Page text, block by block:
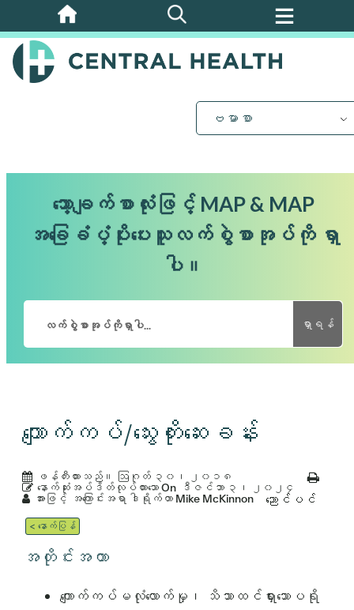
အဓိက
အကြောင်းအရာ
သို့
ဗမာစာ
သော့ချက်စာလုံးဖြင့် MAP & MAP
အခြေခံပံ့ပိုးပေးသူလက်စွဲစာအုပ်ကို ရှာ
ပါ။
ရှာရန်
ကျောက်ကပ်/သွေးတိုးဆေးခန်း
ဖန်တီးထားသည်။ ဩဂုတ် ၃၀၊ ၂၀၁၈
နောက်ဆုံးအပ်ဒိတ်လုပ်ထားသော On ဒီဇင်ဘာ ၃၊ ၂၀၂၄
အားဖြင့် အကြောင်းအရာ ဒါရိုက်တာ Mike McKinnon ညောင်ပင်
< နောက်ပြန်
အတိုင်းအတာ
ကျောက်ကပ်မလုံလောက်မှု၊ သိသာထင်ရှားသောပရို